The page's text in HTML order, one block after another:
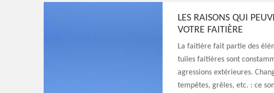
LES RAISONS QUI
VOTRE FAITIÈRE
La faitière fait partie des
tuiles faitières sont
agressions extérieures.
tempêtes, grêles, etc. : ce